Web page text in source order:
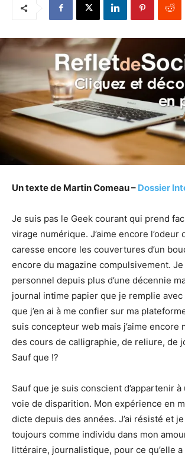
Un texte de Martin Comeau – Dossier
Je suis pas le Geek courant qui prend
virage numérique. J’aime encore l’odeur
caresse encore les couvertures d’un
encore du magazine compulsivement.
personnel depuis plus d’une décennie
journal intime papier que je remplie
que j’en ai à me confier sur ma
suis concepteur web mais j’aime encore
des cours de calligraphie, de reliure, de
Sauf que !?
Sauf que je suis conscient d’appartenir
voie de disparition. Mon expérience en
dicte depuis des années. J’ai résisté et
toujours comme individu dans mon
littéraire, journalistique, pour ce qu’elle